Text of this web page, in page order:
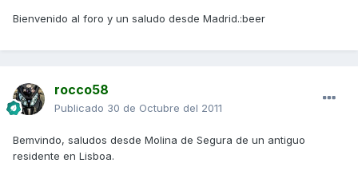
Bienvenido al foro y un saludo desde Madrid.:beer
rocco58
Publicado 30 de Octubre del 2011
Bemvindo, saludos desde Molina de Segura de un antiguo
residente en Lisboa.